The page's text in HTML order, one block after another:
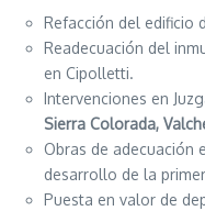
Refacción del edificio
Readecuación del
en Cipolletti.
Intervenciones en
Sierra Colorada,
Obras de adecuación
desarrollo de la
Puesta en valor de